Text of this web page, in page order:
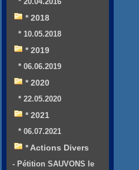
* 2018
* 10.05.2018
* 2019
* 06.06.2019
* 2020
* 22.05.2020
* 2021
* 06.07.2021
* Actions Divers
- Pétition SAUVONS le